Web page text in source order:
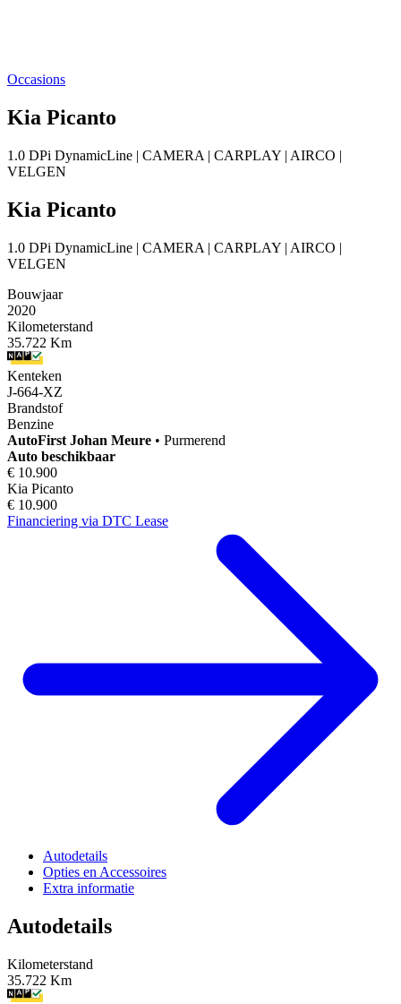
Occasions
Kia Picanto
1.0 DPi DynamicLine | CAMERA | CARPLAY | AIRCO |
VELGEN
Kia Picanto
1.0 DPi DynamicLine | CAMERA | CARPLAY | AIRCO |
VELGEN
Bouwjaar
2020
Kilometerstand
35.722 Km
Kenteken
J-664-XZ
Brandstof
Benzine
AutoFirst Johan Meure • Purmerend
Auto beschikbaar
€ 10.900
Kia Picanto
€ 10.900
Financiering via DTC Lease
Autodetails
Opties en Accessoires
Extra informatie
Autodetails
Kilometerstand
35.722 Km